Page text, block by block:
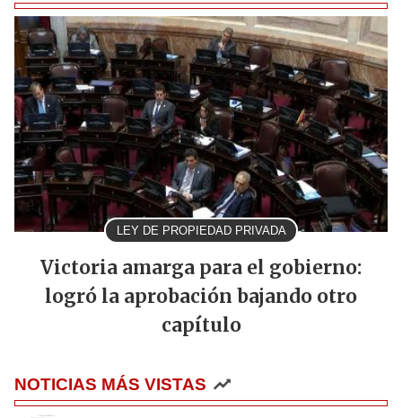
LEY DE PROPIEDAD PRIVADA
Victoria amarga para el gobierno:
logró la aprobación bajando otro
capítulo
NOTICIAS MÁS VISTAS